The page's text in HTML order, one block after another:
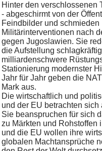
Hinter den verschlossenen
- abgeschirmt von der
Feindbilder und
Militärinterventionen nach
gegen Jugoslawien. Sie
die Aufstellung
milliardenschwere
Stationierung modernster
Jahr für Jahr geben die
Mark aus.
Die wirtschaftlich und
und der EU betrachten
Sie beanspruchen für sich
zu Märkten und Rohstoffen
und die EU wollen ihre
globalen Machtansprüche